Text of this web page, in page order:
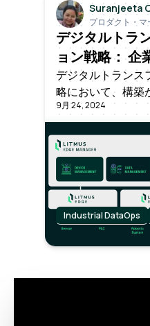
Suranjeeta
プロダクト・
ー
デジタルトラ
ョン戦略： 企
タ運用を再考
デジタルトランス
略において、構築
ことは極めて重要
ンと現実主義のバ
的な目標に沿いな
選択をすることが
報を得た上で、
ましょう。
9月 24, 2024
Industrial DataOps